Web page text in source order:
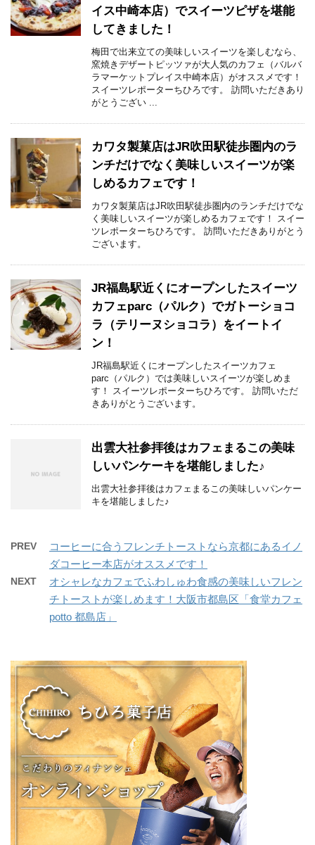
イス中崎本店）でスイーツピザを堪能
してきました！
梅田で出来立ての美味しいスイーツを楽しむなら、
窯焼きデザートピッツァが大人気のカフェ（バルバ
ラマーケットプレイス中崎本店）がオススメです！
スイーツレポーターちひろです。 訪問いただきあり
がとうござい ...
カワタ製菓店はJR吹田駅徒歩圏内のラ
ンチだけでなく美味しいスイーツが楽
しめるカフェです！
カワタ製菓店はJR吹田駅徒歩圏内のランチだけでな
く美味しいスイーツが楽しめるカフェです！ スイー
ツレポーターちひろです。 訪問いただきありがとう
ございます。
JR福島駅近くにオープンしたスイーツ
カフェparc（パルク）でガトーショコ
ラ（テリーヌショコラ）をイートイ
ン！
JR福島駅近くにオープンしたスイーツカフェ
parc（パルク）では美味しいスイーツが楽しめま
す！ スイーツレポーターちひろです。 訪問いただ
きありがとうございます。
出雲大社参拝後はカフェまるこの美味
しいパンケーキを堪能しました♪
出雲大社参拝後はカフェまるこの美味しいパンケー
キを堪能しました♪
PREV
コーヒーに合うフレンチトーストなら京都にあるイノ
ダコーヒー本店がオススメです！
NEXT
オシャレなカフェでふわしゅわ食感の美味しいフレン
チトーストが楽しめます！大阪市都島区「食堂カフェ
potto 都島店」